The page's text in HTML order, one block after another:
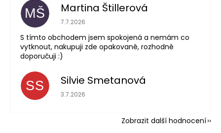
MŠ Martina Štillerová
Hodnocení obchodu je 5 z 5 hvězdiček.
7.7.2026
S tímto obchodem jsem spokojená a nemám co
vytknout, nakupuji zde opakovaně, rozhodně
doporučuji :)
SS Silvie Smetanová
Hodnocení obchodu je 5 z 5 hvězdiček.
3.7.2026
Zobrazit další hodnocení